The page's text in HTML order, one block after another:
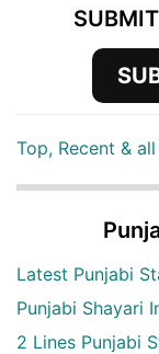
Top, Recent &
Latest Punjabi
Punjabi Shayari
2 Lines Punjabi